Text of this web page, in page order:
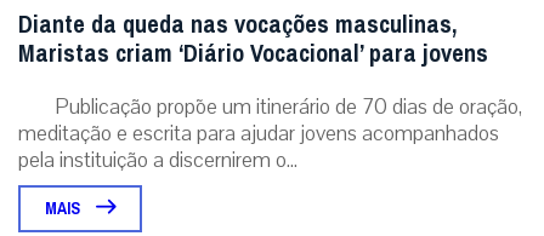
Diante da queda nas vocações masculinas,
Maristas criam ‘Diário Vocacional’ para jovens
Publicação propõe um itinerário de 70 dias de oração,
meditação e escrita para ajudar jovens acompanhados
pela instituição a discernirem o...
MAIS